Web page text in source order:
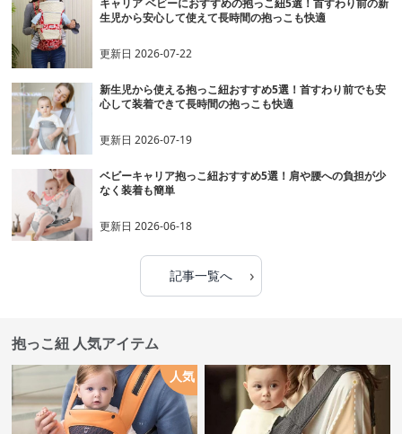
キャリア ベビーにおすすめの抱っこ紐5選！首すわり前の新
生児から安心して使えて長時間の抱っこも快適
更新日2026-07-22
新生児から使える抱っこ紐おすすめ5選！首すわり前でも安
心して装着できて長時間の抱っこも快適
更新日2026-07-19
ベビーキャリア抱っこ紐おすすめ5選！肩や腰への負担が少
なく装着も簡単
更新日2026-06-18
記事一覧へ ›
抱っこ紐 人気アイテム
人気